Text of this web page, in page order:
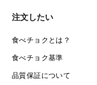
注文したい
食べチョクとは？
食べチョク基準
品質保証について